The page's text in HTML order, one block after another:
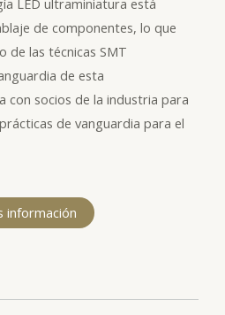
de componentes, lo que
de las técnicas SMT
de esta
con socios de la industria para
de vanguardia para el
información